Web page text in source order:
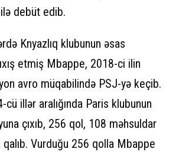
debüt edib.
Knyazlıq klubunun əsas
etmiş Mbappe, 2018-ci ilin
avro müqabilində PSJ-yə keçib.
illər aralığında Paris klubunun
çıxıb, 256 qol, 108 məhsuldar
Vurduğu 256 qolla Mbappe